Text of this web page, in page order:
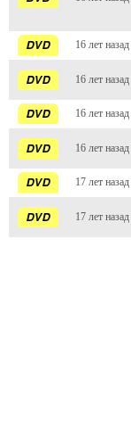
16 лет назад
16 лет назад
16 лет назад
16 лет назад
17 лет назад
17 лет назад